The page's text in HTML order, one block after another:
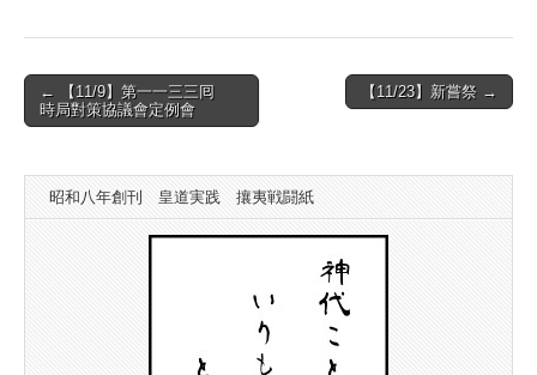
Post
navigation
← 【11/9】第一一三三囘
時局對策協議會定例會
【11/23】新嘗祭 →
昭和八年創刊 皇道実践 攘夷戦闘紙